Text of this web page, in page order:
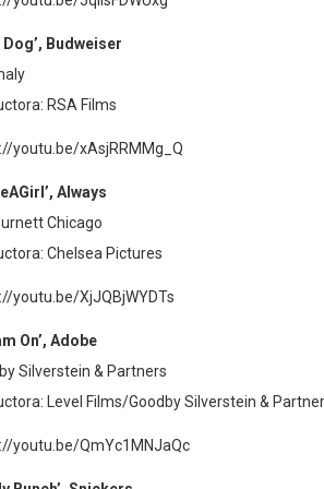
Dog’, Budweiser
RSA Films
youtu.be/xAsjRRMMg_Q
Always
Chicago
Chelsea Pictures
youtu.be/XjJQBjWYDTs
On’, Adobe
Silverstein & Partners
Level Films/Goodby Silverstein &
youtu.be/QmYc1MNJaQc